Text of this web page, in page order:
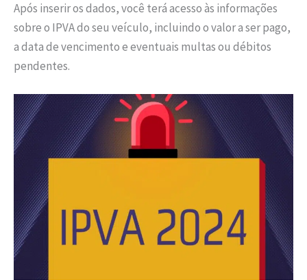
Após inserir os dados, você terá acesso às informações
sobre o IPVA do seu veículo, incluindo o valor a ser pago,
a data de vencimento e eventuais multas ou débitos
pendentes.